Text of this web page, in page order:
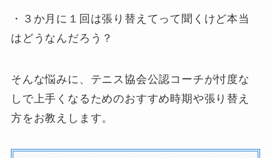
・３か月に１回は張り替えてって聞くけど本当
はどうなんだろう？
そんな悩みに、テニス協会公認コーチが忖度な
しで上手くなるためのおすすめ時期や張り替え
方をお教えします。